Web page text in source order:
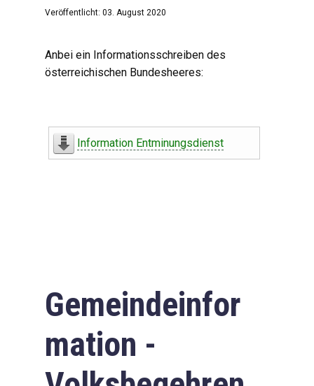
Veröffentlicht: 03. August 2020
Anbei ein Informationsschreiben des
österreichischen Bundesheeres:
Information Entminungsdienst
Gemeindeinfor
mation -